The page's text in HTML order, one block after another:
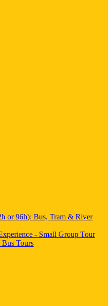
or 96h): Bus, Tram & River
- Small Group Tour
Tours